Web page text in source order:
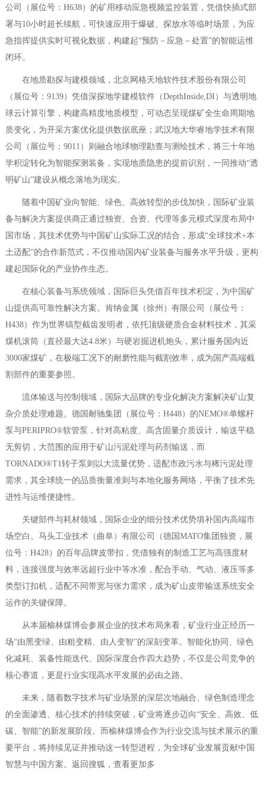
公司（展位号：H638）的矿用移动应急视频监控装置，凭借快插式部
署与10小时超长续航，可快速应用于爆破、探放水等临时场景，为应
急指挥提供实时可视化数据，构建起“预防－应急－处置”的智能运维
闭环。
在地质勘探与建模领域，北京网格天地软件技术股份有限公司
（展位号：9139）凭借深探地学建模软件（DepthInside,DI）与透明地
球云计算引擎，构建高精度地质模型，可动态呈现煤矿全生命周期地
质变化，为开采方案优化提供数据底座；武汉地大华睿地学技术有限
公司（展位号：9011）则融合地球物理勘查与测绘技术，将三十年地
学积淀转化为智能探测装备，实现地质隐患的提前识别，一同推动“透
明矿山”建设从概念落地为现实。
随着中国矿业向智能、绿色、高效转型的步伐加快，国际矿业装
备与解决方案提供商正通过独资、合资、代理等多元模式深度布局中
国市场，其技术优势与中国矿山实际工况的结合，形成“全球技术+本
土适配”的合作新范式，不仅推动国内矿业装备与服务水平升级，更构
建起国际化的产业协作生态。
在核心装备与系统领域，国际巨头凭借百年技术积淀，为中国矿
山提供高可靠性解决方案。肯纳金属（徐州）有限公司（展位号：
H438）作为世界镐型截齿发明者，依托顶级硬质合金材料技术，其采
煤机滚筒（直径最大达4.8米）与硬岩掘进机炮头，累计服务国内近
3000家煤矿，在极端工况下的耐磨性能与截割效率，成为国产高端截
割部件的重要参照。
流体输送与控制领域，国际大品牌的专业化解决方案解决矿山复
杂介质处理难题。德国耐驰集团（展位号：H448）的NEMO®单螺杆
泵与PERIPRO®软管泵，针对高粘度、高含固量介质设计，输送平稳
无剪切，大范围的应用于矿山污泥处理与药剂输送，而
TORNADO®T1转子泵则以大流量优势，适配市政污水与稀污泥处理
需求，其全球统一的品质衡量准则与本地化服务网络，平衡了技术先
进性与运维便捷性。
关键部件与耗材领域，国际企业的细分技术优势填补国内高端市
场空白。马头工业技术（曲阜）有限公司（德国MATO集团独资，展
位号：H428）的百年品牌皮带扣，凭借独有的制造工艺与高强度材
料，连接强度与效率远超行业中等水准，配合手动、气动、液压等多
类型订扣机，适配不同带宽与张力需求，成为矿山皮带输送系统安全
运作的关键保障。
从本届榆林煤博会参展企业的技术布局来看，矿业行业正经历一
场“由黑变绿、由粗变精、由人变智”的深刻变革。智能化协同、绿色
化减耗、装备性能迭代、国际深度合作四大趋势，不仅是公司竞争的
核心赛道，更是行业实现高水平发展的必由之路。
未来，随着数字技术与矿业场景的深层次地融合、绿色制造理念
的全面渗透、核心技术的持续突破，矿业将逐步迈向“安全、高效、低
碳、智能”的新发展阶段。而榆林煤博会作为行业交流与技术展示的重
要平台，将持续见证并推动这一转型进程，为全球矿业发展贡献中国
智慧与中国方案。返回搜狐，查看更加多